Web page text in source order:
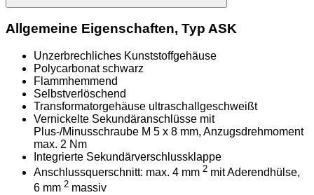
Allgemeine Eigenschaften, Typ ASK
Unzerbrechliches Kunststoffgehäuse
Polycarbonat schwarz
Flammhemmend
Selbstverlöschend
Transformatorgehäuse ultraschallgeschweißt
Vernickelte Sekundäranschlüsse mit
Plus-/Minusschraube M 5 x 8 mm, Anzugsdrehmoment
max. 2 Nm
Integrierte Sekundärverschlussklappe
Anschlussquerschnitt: max. 4 mm 2 mit Aderendhülse,
6 mm 2 massiv